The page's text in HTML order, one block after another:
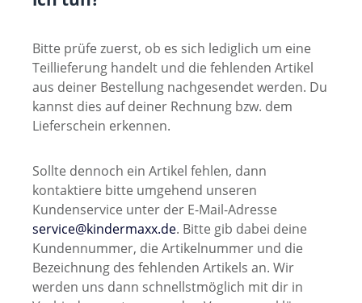
Bitte prüfe zuerst, ob es sich lediglich um eine
Teillieferung handelt und die fehlenden Artikel
aus deiner Bestellung nachgesendet werden. Du
kannst dies auf deiner Rechnung bzw. dem
Lieferschein erkennen.
Sollte dennoch ein Artikel fehlen, dann
kontaktiere bitte umgehend unseren
Kundenservice unter der E-Mail-Adresse
service@kindermaxx.de. Bitte gib dabei deine
Kundennummer, die Artikelnummer und die
Bezeichnung des fehlenden Artikels an. Wir
werden uns dann schnellstmöglich mit dir in